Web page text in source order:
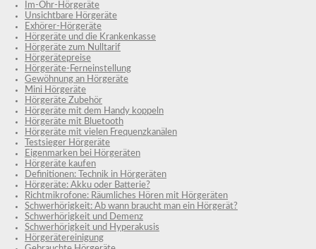
Im-Ohr-Hörgeräte
Unsichtbare Hörgeräte
Exhörer-Hörgeräte
Hörgeräte und die Krankenkasse
Hörgeräte zum Nulltarif
Hörgerätepreise
Hörgeräte-Ferneinstellung
Gewöhnung an Hörgeräte
Mini Hörgeräte
Hörgeräte Zubehör
Hörgeräte mit dem Handy koppeln
Hörgeräte mit Bluetooth
Hörgeräte mit vielen Frequenzkanälen
Testsieger Hörgeräte
Eigenmarken bei Hörgeräten
Hörgeräte kaufen
Definitionen: Technik in Hörgeräten
Hörgeräte: Akku oder Batterie?
Richtmikrofone: Räumliches Hören mit Hörgeräten
Schwerhörigkeit: Ab wann braucht man ein Hörgerät?
Schwerhörigkeit und Demenz
Schwerhörigkeit und Hyperakusis
Hörgerätereinigung